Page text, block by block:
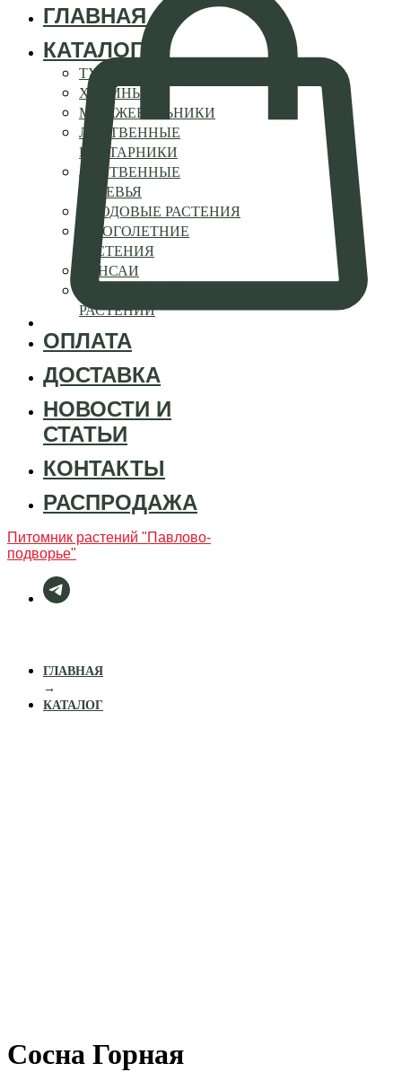
ГЛАВНАЯ
КАТАЛОГ
ТУИ
ХВОЙНЫЕ
МОЖЖЕВЕЛЬНИКИ
ЛИСТВЕННЫЕ
КУСТАРНИКИ
ЛИСТВЕННЫЕ
ДЕРЕВЬЯ
ПЛОДОВЫЕ РАСТЕНИЯ
МНОГОЛЕТНИЕ
РАСТЕНИЯ
БОНСАИ
РАСТЕНИЙ
ОПЛАТА
ДОСТАВКА
НОВОСТИ И
СТАТЬИ
КОНТАКТЫ
РАСПРОДАЖА
Питомник растений "Павлово-
подворье"
ГЛАВНАЯ
→
КАТАЛОГ
Сосна Горная